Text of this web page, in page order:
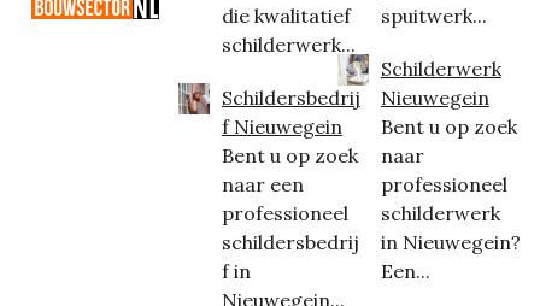
die kwalitatief
schilderwerk...
Schildersbedrij
f Nieuwegein
Bent u op zoek
naar een
professioneel
schildersbedrij
f in
Nieuwegein...
spuitwerk...
Schilderwerk
Nieuwegein
Bent u op zoek
naar
professioneel
schilderwerk
in Nieuwegein?
Een...